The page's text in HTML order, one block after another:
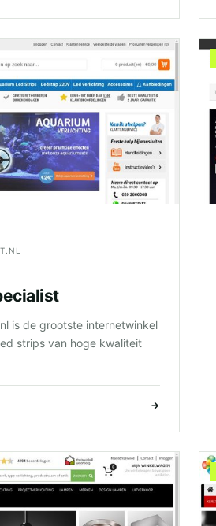
is de grootste internetwinkel
strips van hoge kwaliteit
→